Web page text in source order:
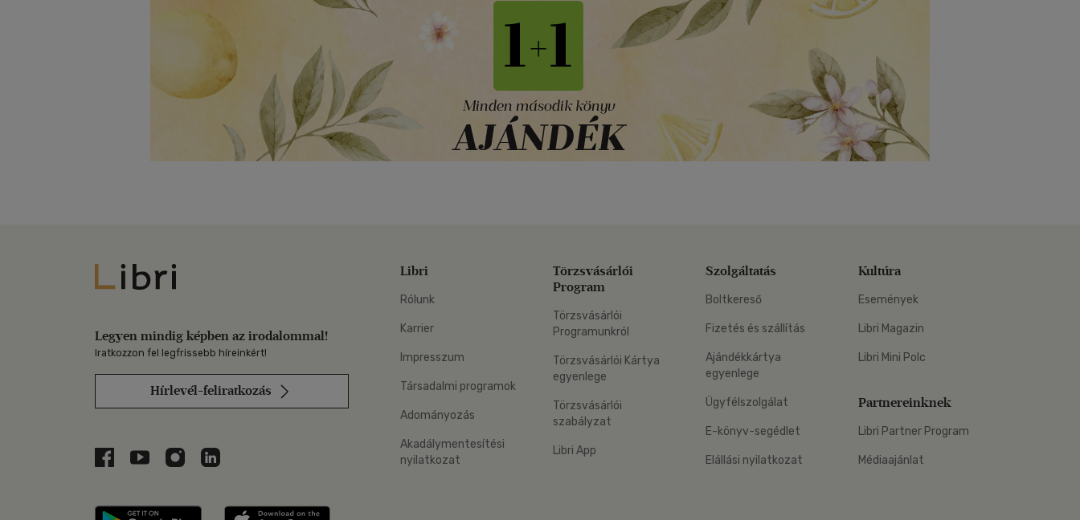
Libri
Legyen mindig képben az irodalommal!
Iratkozzon fel legfrissebb híreinkért!
Hírlevél-feliratkozás
Libri a Facebookon
Libri a Youtube-on
Libri az Instagramon
Libri a LinkedInen
Libri applikáció Szerezd meg: Google Play
Libri
Rólunk
Karrier
Impresszum
Társadalmi programok
Adományozás
Akadálymentesítési
nyilatkozat
Törzsvásárlói
Program
Törzsvásárlói
Programunkról
Törzsvásárlói Kártya
egyenlege
Törzsvásárlói
szabályzat
Libri App
Szolgáltatás
Boltkereső
Fizetés és szállítás
Ajándékkártya
egyenlege
Ügyfélszolgálat
E-könyv-segédlet
Elállási nyilatkozat
Kultúra
Események
Libri Magazin
Libri Mini Polc
Partnereinknek
Libri Partner Program
Médiaajánlat